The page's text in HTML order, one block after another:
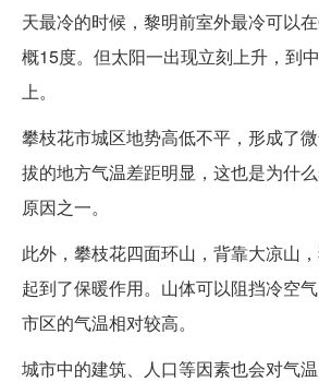
天最冷的时候，黎明前室外最冷可以
概15度。但太阳一出现立刻上升，到
上。
攀枝花市城区地势高低不平，形成了
拔的地方气温差距明显，这也是为什
原因之一。
此外，攀枝花四面环山，背靠大凉山
起到了保暖作用。山体可以阻挡冷空
市区的气温相对较高。
城市中的建筑、人口等因素也会对气